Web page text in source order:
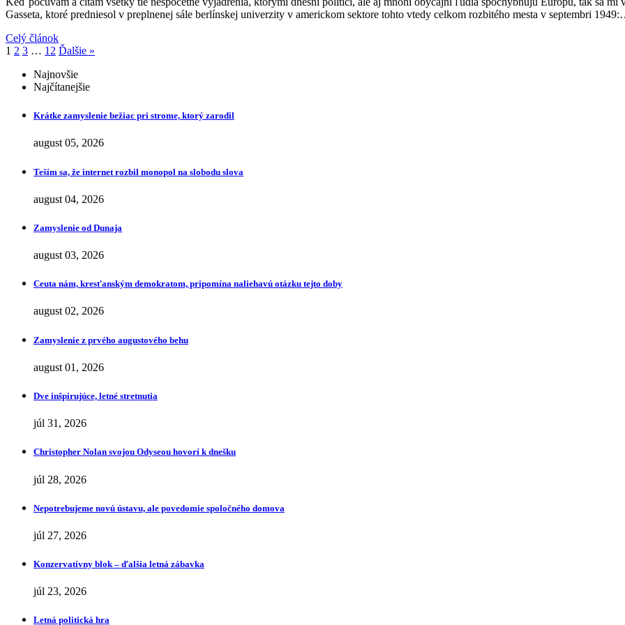
Gasseta, ktoré predniesol v preplnenej sále berlínskej univerzity v americkom sektore tohto vtedy celkom rozbitého mesta v septembri
Celý článok
1 2 3 … 12 Ďalšie »
Najnovšie
Najčítanejšie
Krátke zamyslenie bežiac pri strome, ktorý zarodil
august 05, 2026
Teším sa, že internet rozbil monopol na slobodu slova
august 04, 2026
Zamyslenie od Dunaja
august 03, 2026
Ceuta nám, kresťanským demokratom, pripomína naliehavú otázku tejto doby
august 02, 2026
Zamyslenie z prvého augustového behu
august 01, 2026
Dve inšpirujúce, letné stretnutia
júl 31, 2026
Christopher Nolan svojou Odyseou hovorí k dnešku
júl 28, 2026
Nepotrebujeme novú ústavu, ale povedomie spoločného domova
júl 27, 2026
Konzervatívny blok – ďalšia letná zábavka
júl 23, 2026
Letná politická hra